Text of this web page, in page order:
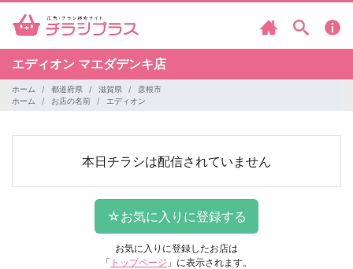
エディオン マエダデンキ店
ホーム 都道府県 滋賀県
彦根市
ホーム
お店の名前 エディオン
本日チラシは配信されていません
お気に入りに登録したお店は
「 トップページ 」に表示されます。